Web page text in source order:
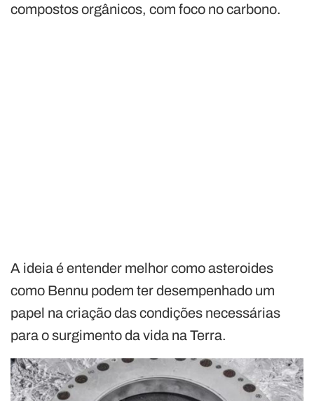
compostos orgânicos, com foco no carbono.
A ideia é entender melhor como asteroides
como Bennu podem ter desempenhado um
papel na criação das condições necessárias
para o surgimento da vida na Terra.